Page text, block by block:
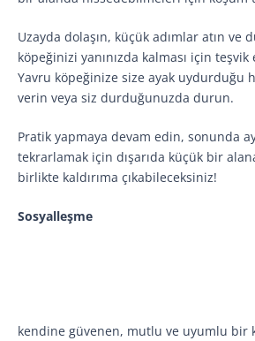
Uzayda dolaşın, küçük adımlar atın ve
köpeğinizi yanınızda kalması için teşvik
Yavru köpeğinize size ayak uydurduğu
verin veya siz durduğunuzda durun.
Pratik yapmaya devam edin, sonunda
tekrarlamak için dışarıda küçük bir
birlikte kaldırıma çıkabileceksiniz!
Sosyalleşme
kendine güvenen, mutlu ve uyumlu bir